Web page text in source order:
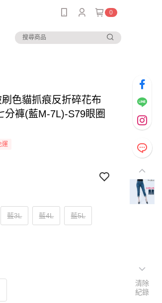
0
色貓抓痕反折碎花布
分褲(藍M-7L)-S79眼圈
運
藍3L 藍4L 藍5L
清除
紀錄